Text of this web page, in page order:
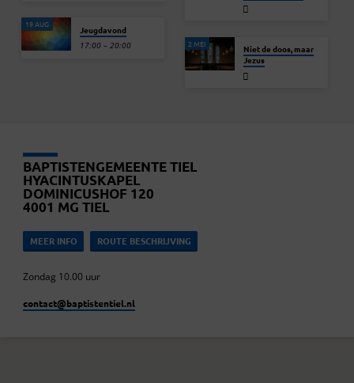
19 AUG Jeugdavond
17:00 – 20:00 2 MEI
Niet de doos, maar
Jezus
BAPTISTENGEMEENTE TIEL
HYACINTUSKAPEL
DOMINICUSHOF 120
4001 MG TIEL
MEER INFO ROUTE BESCHRIJVING
Zondag 10.00 uur
contact​@baptistentiel.nl